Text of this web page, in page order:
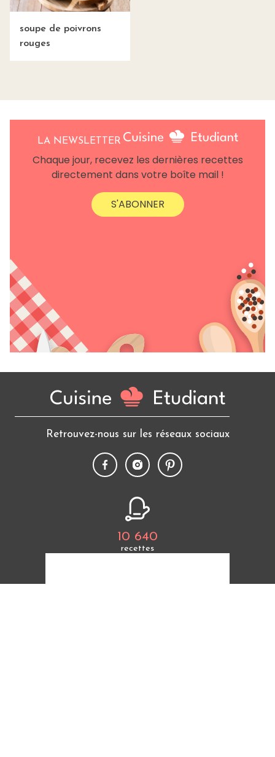
soupe de poivrons
rouges
LA NEWSLETTER
Chaque jour, recevez les dernières recettes
directement dans votre boîte mail !
S'ABONNER
Retrouvez-nous sur les réseaux sociaux
10 640
recettes